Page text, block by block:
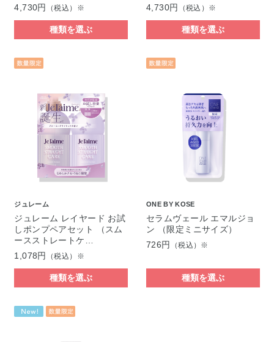
4,730円
（税込）※
種類を選ぶ
4,730円
（税込）※
種類を選ぶ
ジュレーム
ジュレーム レイヤード お試
しポンプペアセット （スム
ースストレートケ…
1,078円
（税込）※
種類を選ぶ
ONE BY KOSE
セラムヴェール エマルジョ
ン （限定ミニサイズ）
726円
（税込）※
種類を選ぶ